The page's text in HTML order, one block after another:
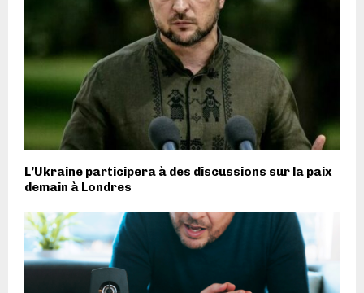
L’Ukraine participera à des discussions sur la paix
demain à Londres